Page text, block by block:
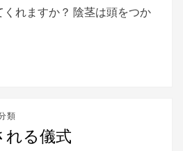
れますか？ 陰茎は頭をつか
類
れる儀式